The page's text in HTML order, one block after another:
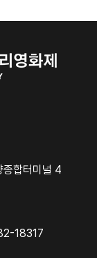
종합터미널 4
18317